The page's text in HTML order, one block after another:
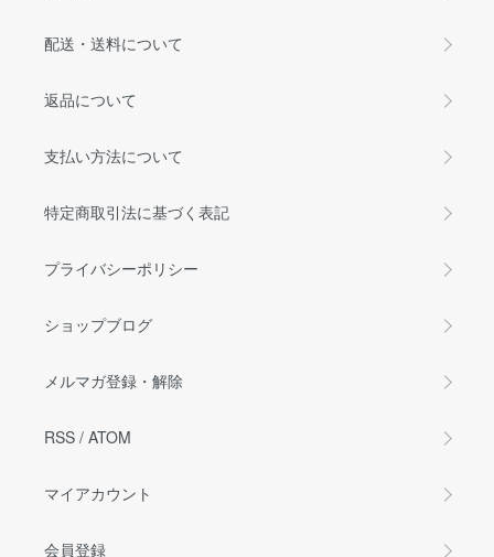
配送・送料について
返品について
支払い方法について
特定商取引法に基づく表記
プライバシーポリシー
ショップブログ
メルマガ登録・解除
RSS / ATOM
マイアカウント
会員登録